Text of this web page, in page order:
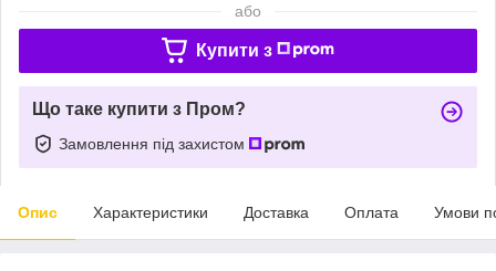
або
Купити з
Що таке купити з Пром?
Замовлення під захистом
Опис Характеристики Доставка Оплата Умови